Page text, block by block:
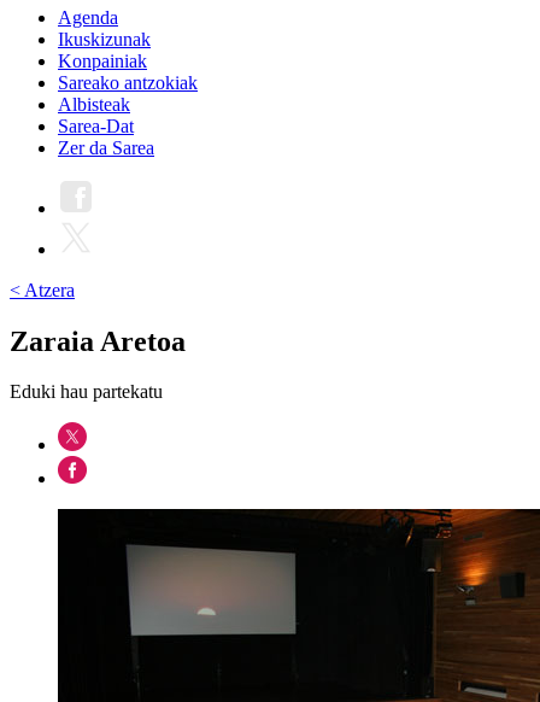
Agenda
Ikuskizunak
Konpainiak
Sareako antzokiak
Albisteak
Sarea-Dat
Zer da Sarea
< Atzera
Zaraia Aretoa
Eduki hau partekatu